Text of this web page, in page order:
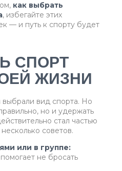
как выбрать
, избегайте этих
— и путь к спорту будет
СПОРТ
ЖИЗНИ
вид спорта. Но
но и удержать
стал частью
советов.
или в группе:
не бросать